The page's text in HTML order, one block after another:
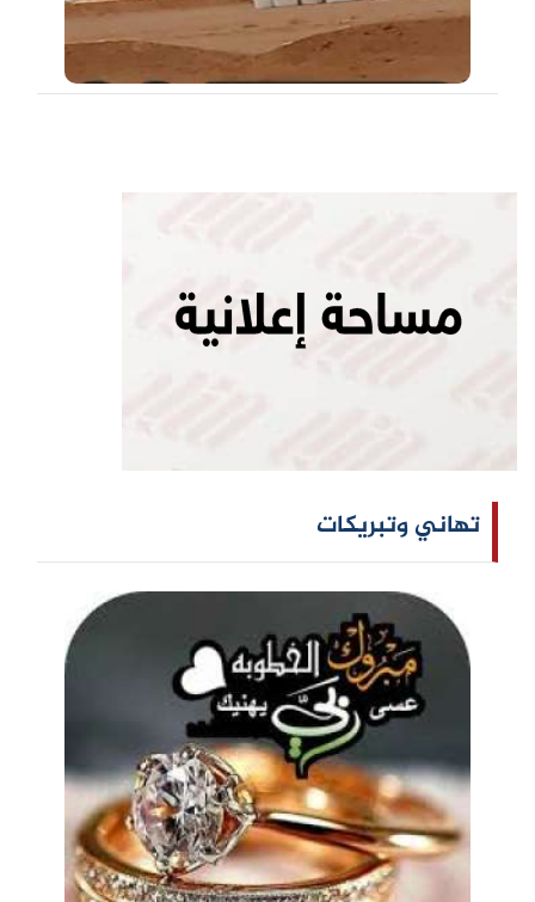
تهاني وتبريكات